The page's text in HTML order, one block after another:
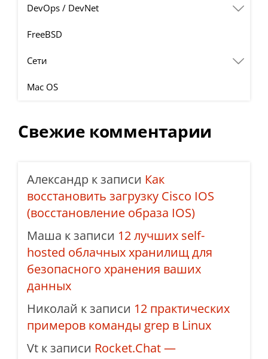
DevOps / DevNet
FreeBSD
Сети
Mac OS
Свежие комментарии
Александр к записи Как
восстановить загрузку Cisco IOS
(восстановление образа IOS)
Маша к записи 12 лучших self-
hosted облачных хранилищ для
безопасного хранения ваших
данных
Николай к записи 12 практических
примеров команды grep в Linux
Vt к записи Rocket.Chat —